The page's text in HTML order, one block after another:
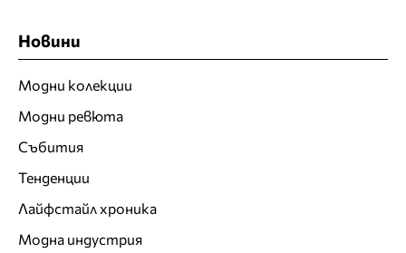
Новини
Модни колекции
Модни ревюта
Събития
Тенденции
Лайфстайл хроника
Модна индустрия